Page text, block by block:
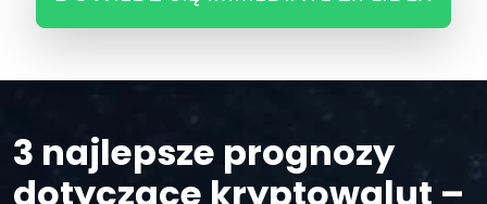
3 najlepsze prognozy
dotyczące kryptowalut –